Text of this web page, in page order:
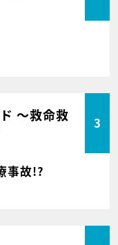
～救命救
3
事故!?